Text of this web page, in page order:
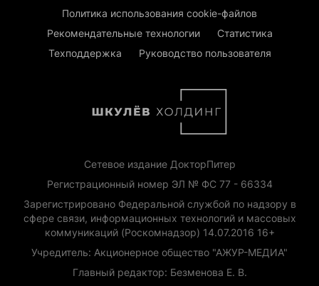
Политика использования cookie-файлов
Рекомендательные технологии
Статистика
Техподдержка
Руководство пользователя
Сетевое издание ДокторПитер
Регистрационный номер ЭЛ № ФС 77 - 66334
Зарегистрировано Федеральной службой по надзору в
сфере связи, информационных технологий и массовых
коммуникаций (Роскомнадзор) 14.07.2016 16+
Учредитель: Акционерное общество "АЖУР-МЕДИА"
Главный редактор: Безменова Е. В.